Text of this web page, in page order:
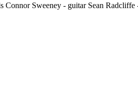
Sweeney - guitar Sean